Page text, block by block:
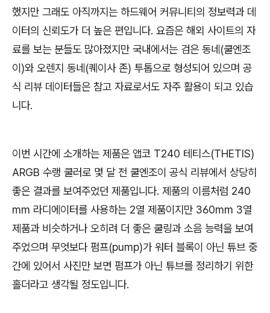
했지만 그래도 아직까지는 하드웨어 커뮤니티의 정보력과 데
이터의 신뢰도가 더 높은 편입니다. 요즘은 해외 사이트의 자
료를 보는 분들도 많아졌지만 국내에서는 검은 동네(쿨엔조
이)와 오렌지 동네(퀘이사 존) 투톱으로 형성되어 있으며 공
식 리뷰 데이터들은 참고 자료로서도 자주 활용이 되고 있습
니다.
이번 시간에 소개하는 제품은 앱코 T240 테티스(THETIS)
ARGB 수랭 쿨러로 몇 달 전 쿨엔조이 공식 리뷰에서 상당히
좋은 결과를 보여주었던 제품입니다. 제품의 이름처럼 240
mm 라디에이터를 사용하는 2열 제품이지만 360mm 3열
제품과 비슷하거나 오히려 더 좋은 쿨링과 소음 능력을 보여
주었으며 무엇보다 펌프(pump)가 워터 블록이 아닌 튜브 중
간에 있어서 사진만 보면 펌프가 아닌 튜브를 정리하기 위한
홀더라고 생각될 정도입니다.